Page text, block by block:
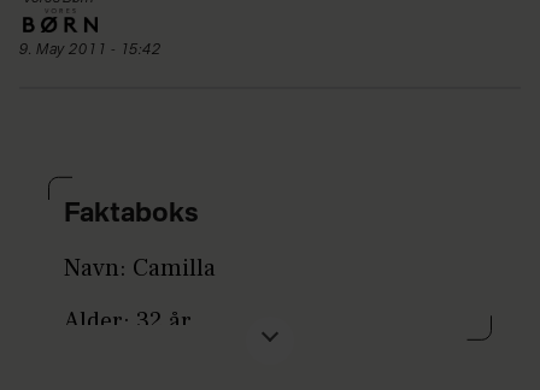
9. May 2011 - 15:42
Faktaboks
Navn: Camilla
Alder: 32 år